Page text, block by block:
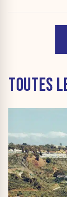
TOUTES